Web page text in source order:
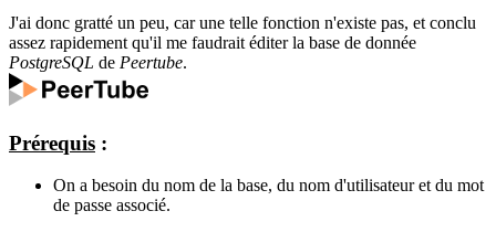
J'ai donc gratté un peu, car une telle fonction n'existe pas, et conclu
assez rapidement qu'il me faudrait éditer la base de donnée
PostgreSQL de Peertube.
Prérequis :
On a besoin du nom de la base, du nom d'utilisateur et du mot
de passe associé.